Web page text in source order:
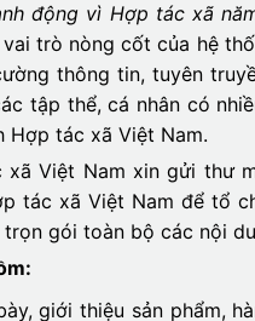
động vì Hợp tác xã
trò nòng cốt của hệ
thông tin, tuyên
tập thể, cá nhân có
Hợp tác xã Việt Nam.
xã Việt Nam xin gửi thư
tác xã Việt Nam để tổ
gói toàn bộ các nội
giới thiệu sản phẩm,